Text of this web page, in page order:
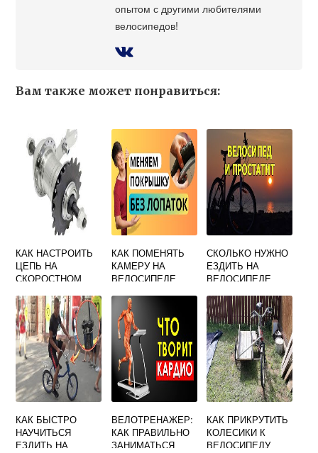
опытом с другими любителями
велосипедов!
Вам также может понравиться:
КАК НАСТРОИТЬ
ЦЕПЬ НА
СКОРОСТНОМ
СКОРОСТЕЙ
SHIMANO
КАК ПОМЕНЯТЬ
КАМЕРУ НА
ВЕЛОСИПЕДЕ
СО
СКОРОСТНОГО
ВЕЛОСИПЕДА
ВИДЕО
СКОЛЬКО НУЖНО
ЕЗДИТЬ НА
ВЕЛОСИПЕДЕ
ЯГОДИЦЫ
ДЕВУШКЕ
КАК БЫСТРО
НАУЧИТЬСЯ
ЕЗДИТЬ НА
ВЕЛОТРЕНАЖЕР:
КАК ПРАВИЛЬНО
ЗАНИМАТЬСЯ
КАК ПРИКРУТИТЬ
КОЛЕСИКИ К
ВЕЛОСИПЕДУ